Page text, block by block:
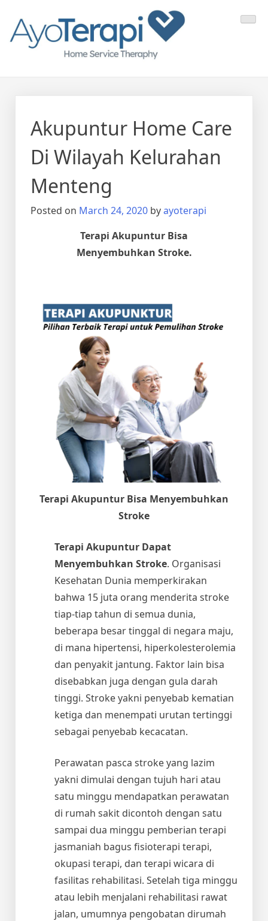
content
Ayo Terapi
Akupuntur Home Care
Di Wilayah Kelurahan
Menteng
Posted on March 24, 2020 byayoterapi
Terapi Akupuntur Bisa
Menyembuhkan Stroke.
Terapi Akupuntur Bisa Menyembuhkan
Stroke
Terapi Akupuntur Dapat
Menyembuhkan Stroke. Organisasi
Kesehatan Dunia memperkirakan
bahwa 15 juta orang menderita stroke
tiap-tiap tahun di semua dunia,
beberapa besar tinggal di negara maju,
di mana hipertensi, hiperkolesterolemia
dan penyakit jantung. Faktor lain bisa
disebabkan juga dengan gula darah
tinggi. Stroke yakni penyebab kematian
ketiga dan menempati urutan tertinggi
sebagai penyebab kecacatan.
Perawatan pasca stroke yang lazim
yakni dimulai dengan tujuh hari atau
satu minggu mendapatkan perawatan
di rumah sakit dicontoh dengan satu
sampai dua minggu pemberian terapi
jasmaniah bagus fisioterapi terapi,
okupasi terapi, dan terapi wicara di
fasilitas rehabilitasi. Setelah tiga minggu
atau lebih menjalani rehabilitasi rawat
jalan, umumnya pengobatan dirumah